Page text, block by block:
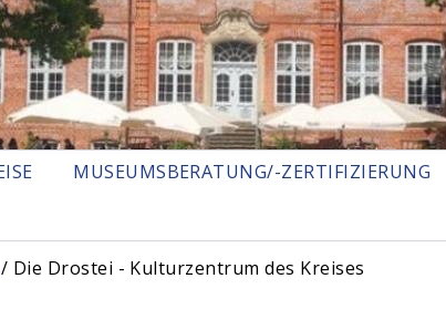
MUSEUMSBERATUNG/-ZERTIFIZIERUNG
/ Die Drostei - Kulturzentrum des Kreises